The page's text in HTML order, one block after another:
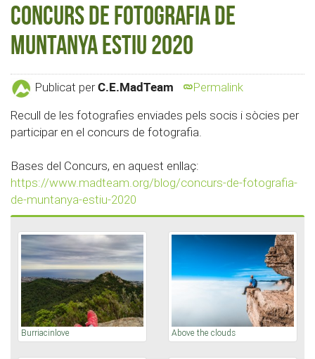
Concurs de fotografia de
Muntanya estiu 2020
Publicat perC.E.MadTeam
Permalink
Recull de les fotografies enviades pels socis i sòcies per
participar en el concurs de fotografia.
Bases del Concurs, en aquest enllaç:
https://www.madteam.org/blog/concurs-de-fotografia-
de-muntanya-estiu-2020
Burriacinlove Above the clouds